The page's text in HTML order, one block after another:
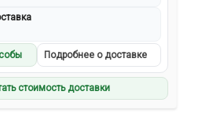
Подробнее о доставке
стоимость доставки